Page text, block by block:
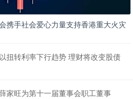
携手社会爱心力量支持香港重大火灾
扭转利率下行趋势 理财将改变股债
家旺为第十一届董事会职工董事